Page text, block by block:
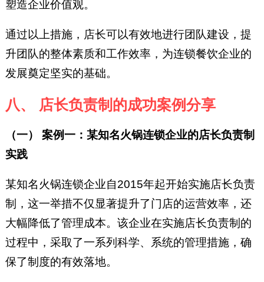
塑造企业价值观。
通过以上措施，店长可以有效地进行团队建设，提
升团队的整体素质和工作效率，为连锁餐饮企业的
发展奠定坚实的基础。
八、 店长负责制的成功案例分享
（一） 案例一：某知名火锅连锁企业的店长负责制
实践
某知名火锅连锁企业自2015年起开始实施店长负责
制，这一举措不仅显著提升了门店的运营效率，还
大幅降低了管理成本。该企业在实施店长负责制的
过程中，采取了一系列科学、系统的管理措施，确
保了制度的有效落地。